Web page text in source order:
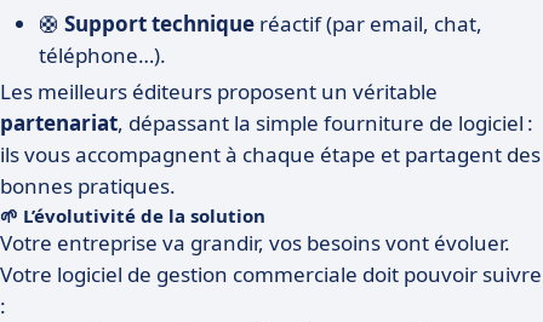
🛟 Support technique réactif (par email, chat,
téléphone…).
Les meilleurs éditeurs proposent un véritable
partenariat, dépassant la simple fourniture de logiciel :
ils vous accompagnent à chaque étape et partagent des
bonnes pratiques.
🌱 L’évolutivité de la solution
Votre entreprise va grandir, vos besoins vont évoluer.
Votre logiciel de gestion commerciale doit pouvoir suivre
: